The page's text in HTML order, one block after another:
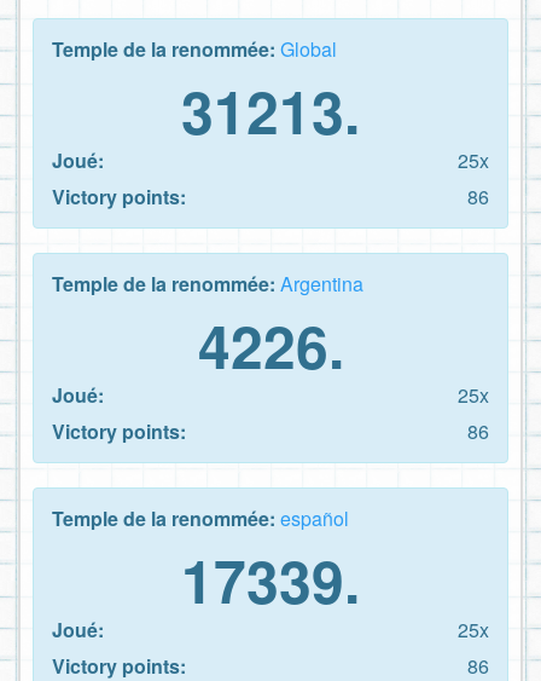
Temple de la renommée: Global
31213.
Joué:
25x
Victory points:
86
Temple de la renommée: Argentina
4226.
Joué:
25x
Victory points:
86
Temple de la renommée: español
17339.
Joué:
25x
Victory points:
86